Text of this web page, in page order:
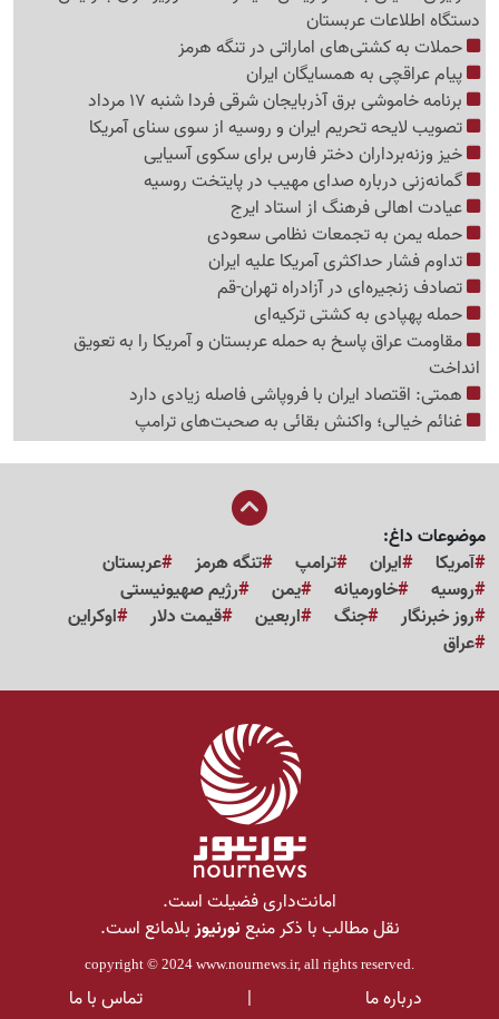
دستگاه اطلاعات عربستان
حملات به کشتی‌های اماراتی در تنگه هرمز
پیام عراقچی به همسایگان ایران
برنامه خاموشی برق آذربایجان شرقی فردا شنبه 17 مرداد
تصویب لایحه تحریم ایران و روسیه از سوی سنای آمریکا
خیز وزنه‌برداران دختر فارس برای سکوی آسیایی
گمانه‌زنی درباره صدای مهیب در پایتخت روسیه
عیادت اهالی فرهنگ از استاد ایرج
حمله یمن به تجمعات نظامی سعودی
تداوم فشار حداکثری آمریکا علیه ایران
تصادف زنجیره‌ای در آزادراه تهران-قم
حمله پهپادی به کشتی ترکیه‌ای
مقاومت عراق پاسخ به حمله عربستان و آمریکا را به تعویق
انداخت
همتی: اقتصاد ایران با فروپاشی فاصله زیادی دارد
غنائم خیالی؛ واکنش بقائی به صحبت‌های ترامپ
موضوعات داغ:
آمریکا
ایران ترامپ تنگه هرمز
عربستان
روسیه
خاورمیانه یمن
رژیم صهیونیستی
روز خبرنگار
جنگ اربعین قیمت دلار
اوکراین
عراق
امانت‌داری فضیلت است.
نقل مطالب با ذکر منبعنورنیوزبلامانع است.
copyright © 2024 www.nournews.ir, all rights reserved.
درباره ما | تماس با ما